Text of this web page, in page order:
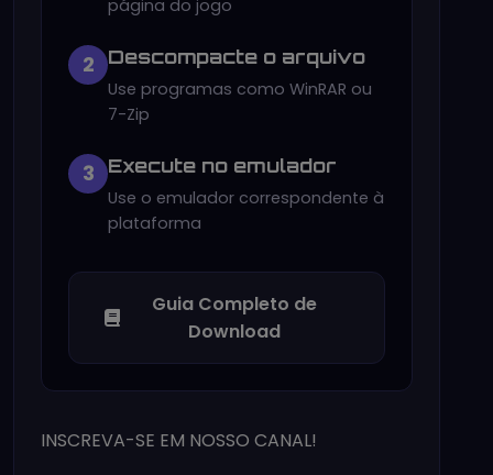
página do jogo
2 Descompacte o arquivo
Use programas como WinRAR ou
7-Zip
3 Execute no emulador
Use o emulador correspondente à
plataforma
Guia Completo de
Download
INSCREVA-SE EM NOSSO CANAL!